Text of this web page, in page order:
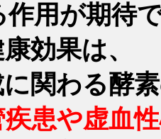
用が期待
効果は、
に関わる酵
疾患や虚血